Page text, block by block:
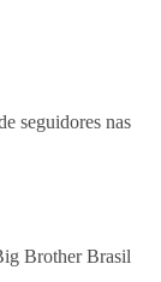
seguidores nas